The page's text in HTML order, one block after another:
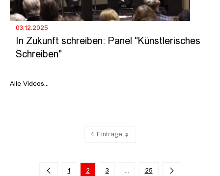
03.12.2025
In Zukunft schreiben: Panel "Künstlerisches
Schreiben"
Alle Videos...
4 Einträge
1 2 3 ...Zwischenseiten Navigieren
25